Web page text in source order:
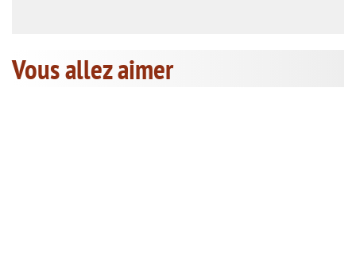
Vous allez aimer